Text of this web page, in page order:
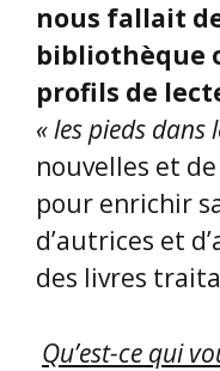
nous fallait
bibliothèque
profils de
« les pieds dans
nouvelles et
pour enrichir
d’autrices et
des livres
Qu’est-ce qui